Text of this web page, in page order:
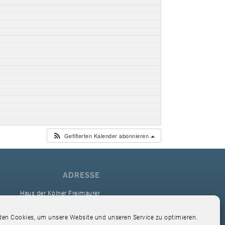
Cookies, um unsere Website und unseren Service zu optimieren.
Gefilterten Kalender abonnieren
ADRESSE
Haus der Kölner Freimaurer
Hardefuststr. 9